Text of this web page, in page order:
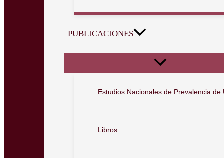
PUBLICACIONES
Estudios Nacionales de Prevalencia de
Libros